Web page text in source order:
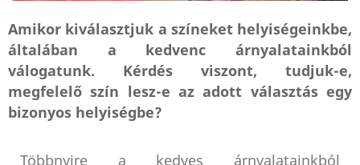
Amikor kiválasztjuk a színeket helyiségeinkbe,
általában a kedvenc árnyalatainkból
válogatunk. Kérdés viszont, tudjuk-e,
megfelelő szín lesz-e az adott választás egy
bizonyos helyiségbe?